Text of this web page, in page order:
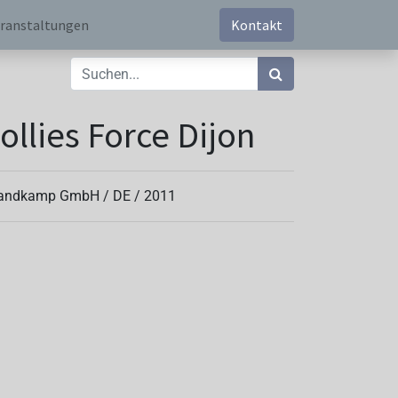
Kontakt
Force Dijon
GmbH / DE / 2011